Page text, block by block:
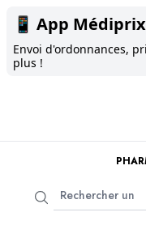
📱 App Médiprix
Envoi d'ordonnances,
plus !